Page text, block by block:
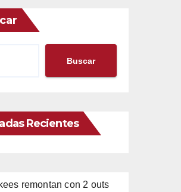
Buscar
Recientes
remontan con 2 outs